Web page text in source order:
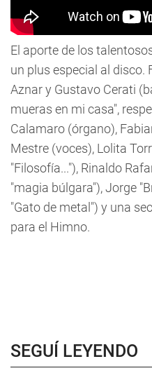
El aporte de los
un plus especial al disco.
Aznar y Gustavo Cerati
mueras en mi casa",
Calamaro (órgano),
Mestre (voces), Lolita
"Filosofía..."), Rinaldo
"magia búlgara"), Jorge
"Gato de metal") y una
para el Himno.
SEGUÍ LEYENDO